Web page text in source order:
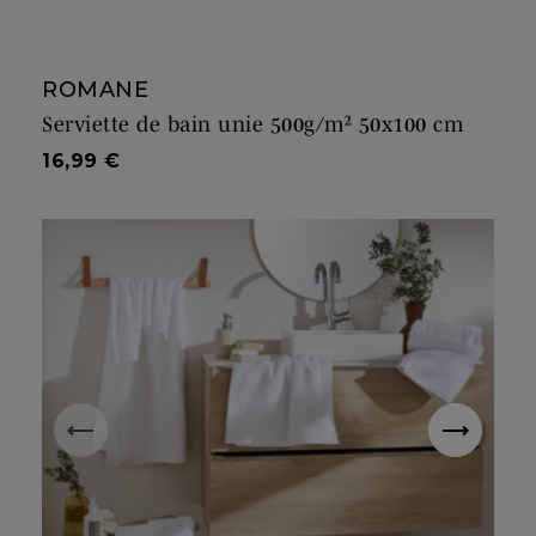
ROMANE
Serviette de bain unie 500g/m² 50x100 cm
Prix
16,99 €